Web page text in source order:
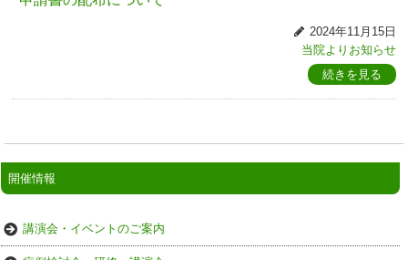
2024年11月15日
当院よりお知らせ
続きを見る
開催情報
講演会・イベントのご案内